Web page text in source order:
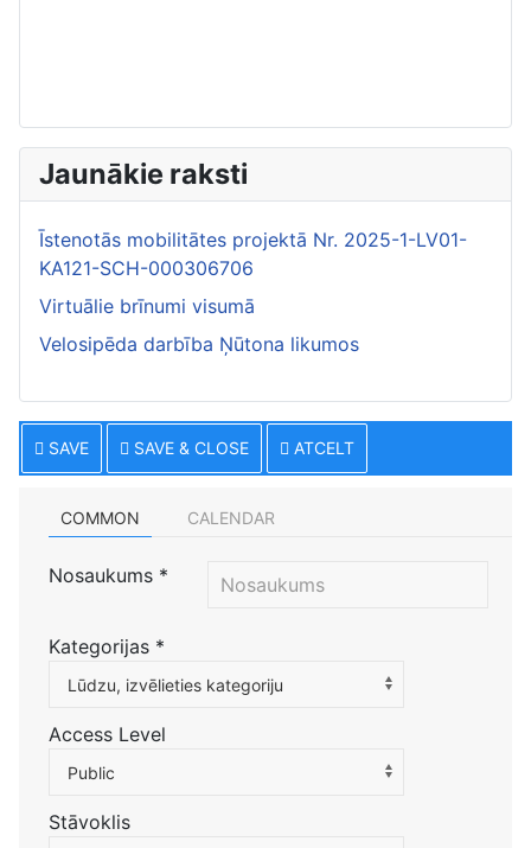
Jaunākie raksti
Īstenotās mobilitātes projektā Nr. 2025-1-LV01-
KA121-SCH-000306706
Virtuālie brīnumi visumā
Velosipēda darbība Ņūtona likumos
SAVE SAVE & CLOSE ATCELT
COMMON CALENDAR
Nosaukums *
Kategorijas *
Atlasiet kategoriju, lai filtrētu sarakstu
Lūdzu, izvēlieties kategoriju
Access Level
Public
Stāvoklis